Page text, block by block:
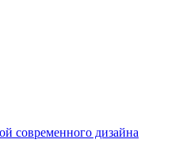
современного дизайна